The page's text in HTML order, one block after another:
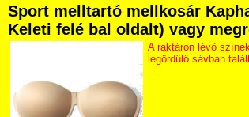
Sport melltartó mellkosár
Keleti felé bal oldalt) vagy
A raktáron lévő
legördülő sávban